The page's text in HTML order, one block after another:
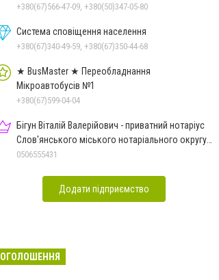
+380(67)566-47-09, +380(50)347-05-80
Система сповіщення населення
+380(67)340-49-59, +380(67)350-44-68
★ BusMaster ★ Переобладнання
Мікроавтобусів №1
+380(67)599-04-04
Бігун Віталій Валерійович - приватний нотаріус
Слов'янського міського нотаріального округу
Дон.обл.
0506555431
Додати підприємство
ОГОЛОШЕННЯ